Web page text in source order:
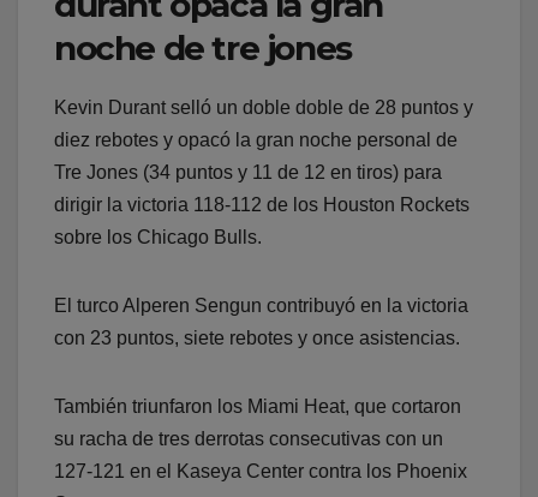
noche de tre jones
Kevin Durant selló un doble doble de 28 puntos y
diez rebotes y opacó la gran noche personal de
Tre Jones (34 puntos y 11 de 12 en tiros) para
dirigir la victoria 118-112 de los Houston Rockets
sobre los Chicago Bulls.
El turco Alperen Sengun contribuyó en la victoria
con 23 puntos, siete rebotes y once asistencias.
También triunfaron los Miami Heat, que cortaron
su racha de tres derrotas consecutivas con un
127-121 en el Kaseya Center contra los Phoenix